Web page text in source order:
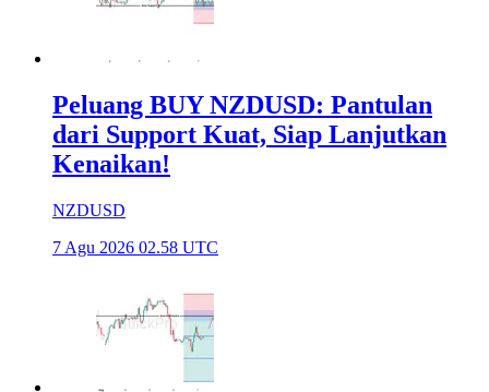
Peluang BUY NZDUSD: Pantulan
dari Support Kuat, Siap Lanjutkan
Kenaikan!
NZDUSD
7 Agu 2026 02.58 UTC